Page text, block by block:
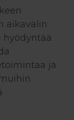
aikavälin
hyödyntää
ja